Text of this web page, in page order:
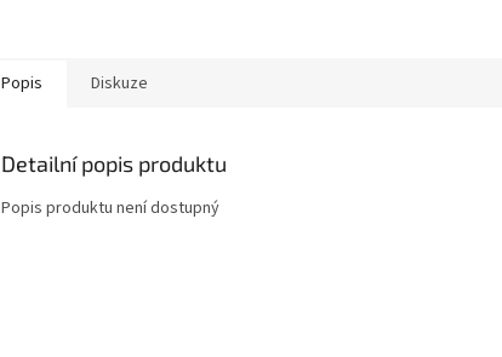
Popis Diskuze
Detailní popis produktu
Popis produktu není dostupný